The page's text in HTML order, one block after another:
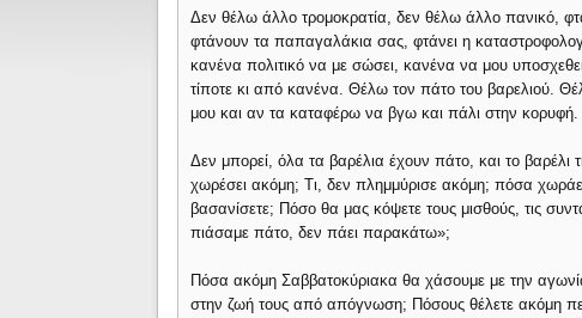
Δεν θέλω άλλο τρομοκρατία, δεν θέλω άλλο πανικό,
φτάνουν τα παπαγαλάκια σας, φτάνει η
κανένα πολιτικό να με σώσει, κανένα να μου
τίποτε κι από κανένα. Θέλω τον πάτο του βαρελιού.
μου και αν τα καταφέρω να βγω και πάλι στην κορυφή.
Δεν μπορεί, όλα τα βαρέλια έχουν πάτο, και το
χωρέσει ακόμη; Τι, δεν πλημμύρισε ακόμη; πόσα
βασανίσετε; Πόσο θα μας κόψετε τους μισθούς, τις
πιάσαμε πάτο, δεν πάει παρακάτω»;
Πόσα ακόμη Σαββατοκύριακα θα χάσουμε με την
στην ζωή τους από απόγνωση; Πόσους θέλετε ακόμη